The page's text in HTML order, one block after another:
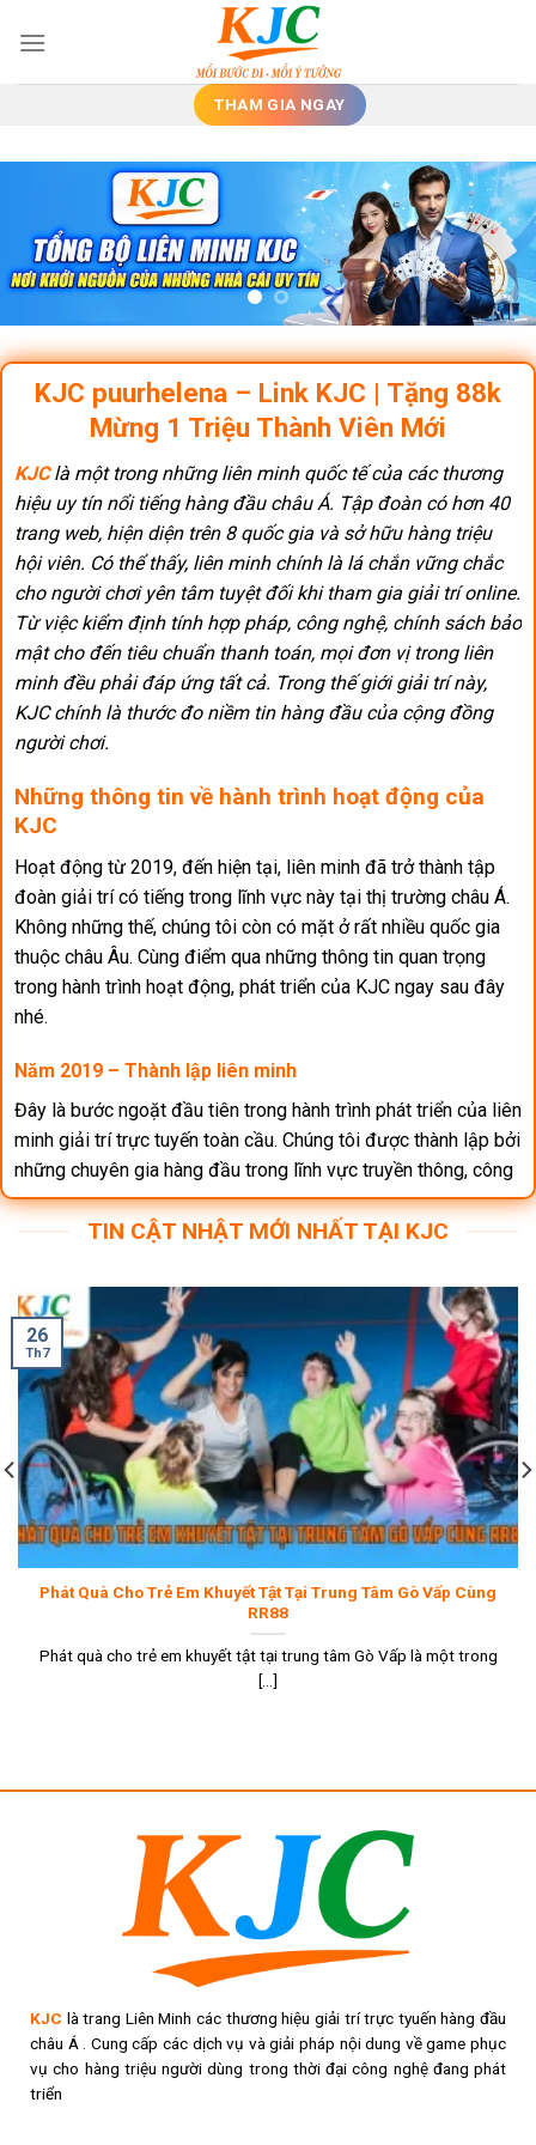
THAM GIA NGAY
KJC puurhelena – Link KJC | Tặng 88k
Mừng 1 Triệu Thành Viên Mới
KJClà một trong những liên minh quốc tế của các thương
hiệu uy tín nổi tiếng hàng đầu châu Á. Tập đoàn có hơn 40
trang web, hiện diện trên 8 quốc gia và sở hữu hàng triệu
hội viên. Có thể thấy, liên minh chính là lá chắn vững chắc
cho người chơi yên tâm tuyệt đối khi tham gia giải trí online.
Từ việc kiểm định tính hợp pháp, công nghệ, chính sách bảo
mật cho đến tiêu chuẩn thanh toán, mọi đơn vị trong liên
minh đều phải đáp ứng tất cả. Trong thế giới giải trí này,
KJC chính là thước đo niềm tin hàng đầu của cộng đồng
người chơi.
Những thông tin về hành trình hoạt động của
KJC
Hoạt động từ 2019, đến hiện tại, liên minh đã trở thành tập
đoàn giải trí có tiếng trong lĩnh vực này tại thị trường châu Á.
Không những thế, chúng tôi còn có mặt ở rất nhiều quốc gia
thuộc châu Âu. Cùng điểm qua những thông tin quan trọng
trong hành trình hoạt động, phát triển của KJC ngay sau đây
nhé.
Năm 2019 – Thành lập liên minh
Đây là bước ngoặt đầu tiên trong hành trình phát triển của liên
minh giải trí trực tuyến toàn cầu. Chúng tôi được thành lập bởi
những chuyên gia hàng đầu trong lĩnh vực truyền thông, công
nghệ. Sứ mệnh của KJC là mang đến trải nghiệm giải trí an
toàn, hiện đại và độc đáo cho người dùng. Ngay từ đầu, đơn
cung cấp đa dạng sản phẩm và dàn nhân sự tài năng để tạo
tiền đề phát triển bền vững.
Sau 1 thời gian, tập đoàn lựa chọn Đông Nam Á làm khu vực
phát triển đầu tiên. Lý do là vì tại đây có tiềm năng dân số trẻ,
sự bùng nổ mạnh mẽ của công nghệ.
Các văn phòng đặt ở trung tâm của Singapore và cua Kuala
Lumpur. Trong thời gian này, liên minh tập trung đầu tư vào
nghiên cứu thị trường, tuyển dụng nhân sự bản địa và đảm
bảo kỹ thuật hiện đại để phục vụ người chơi trọn vẹn.
Liên minh KJC ra mắt thị trường năm 2019
Năm 2020 – Ra mắt hệ sinh thái giải trí toàn cầu
Hệ sinh thái giải trí trực tuyến của liên minh ngày càng được
hoàn thiện. Chúng tôi có đầy đủ các dịch vụ để thỏa mãn đam
mê của hội viên như game online, mini game đổi thưởng,
hoặc dự đoán thể thao ảo. Tất cả đều được tích hợp trên 1
TIN CẬT NHẬT MỚI NHẤT TẠI KJC
Phát Quà Cho Trẻ Em Khuyết Tật Tại Trung Tâm Gò Vấp Cùng
RR88
Phát quà cho trẻ em khuyết tật tại trung tâm Gò Vấp là một trong
[...]
26
Th7
KJC là trang Liên Minh các thương hiệu giải trí trực tyuến hàng đầu
châu Á . Cung cấp các dịch vụ và giải pháp nội dung về game phục
vụ cho hàng triệu người dùng trong thời đại công nghệ đang phát
triển